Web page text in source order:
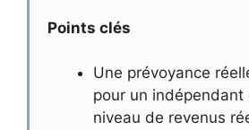
Points clés
Une prévoyance
pour un indépendant
niveau de revenus